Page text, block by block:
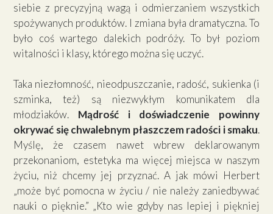
siebie z precyzyjną wagą i odmierzaniem wszystkich
spożywanych produktów. I zmiana była dramatyczna. To
było coś wartego dalekich podróży. To był poziom
witalności i klasy, którego można się uczyć.
Taka niezłomność, nieodpuszczanie, radość, sukienka (i
szminka, też) są niezwykłym komunikatem dla
młodziaków. Mądrość i doświadczenie powinny
okrywać się chwalebnym płaszczem radości i smaku.
Myślę, że czasem nawet wbrew deklarowanym
przekonaniom, estetyka ma więcej miejsca w naszym
życiu, niż chcemy jej przyznać. A jak mówi Herbert
„może być pomocna w życiu / nie należy zaniedbywać
nauki o pięknie.” „Kto wie gdyby nas lepiej i piękniej